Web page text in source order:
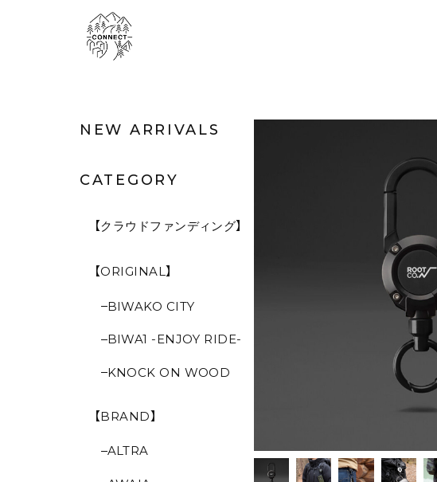
NEW ARRIVALS
CATEGORY
【クラウドファンディング】
【ORIGINAL】
BIWAKO CITY
BIWA1 -ENJOY RIDE-
KNOCK ON WOOD
【BRAND】
ALTRA